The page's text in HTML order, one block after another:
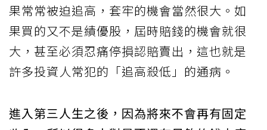
果常常被迫追高，套牢的機會當然很大。如
果買的又不是績優股，屆時賠錢的機會就很
大，甚至必須忍痛停損認賠賣出，這也就是
許多投資人常犯的「追高殺低」的通病。
進入第三人生之後，因為將來不會再有固定